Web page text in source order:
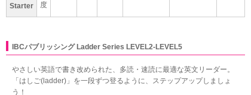
度
Starter
IBCパブリッシング Ladder Series LEVEL2-LEVEL5
やさしい英語で書き改められた、多読・速読に最適な英文リーダー。
「はしご(ladder)」を一段ずつ登るように、ステップアップしましょ
う！